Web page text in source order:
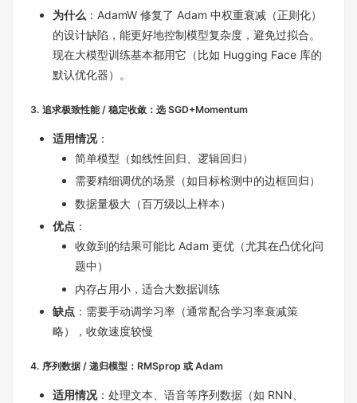
为什么 ：AdamW 修复了 Adam 中权重衰减（正则化）
的设计缺陷，能更好地控制模型复杂度，避免过拟合。
现在大模型训练基本都用它（比如 Hugging Face 库的
默认优化器）。
3. 追求极致性能 / 稳定收敛：选 SGD+Momentum
适用情况：
简单模型（如线性回归、逻辑回归）
需要精细调优的场景（如目标检测中的边框回归）
数据量极大（百万级以上样本）
优点 ：
收敛到的结果可能比 Adam 更优（尤其在凸优化问
题中）
内存占用小，适合大数据训练
缺点 ：需要手动调学习率（通常配合学习率衰减策
略），收敛速度较慢
4. 序列数据 / 递归模型：RMSprop 或 Adam
适用情况：处理文本、语音等序列数据（如 RNN、